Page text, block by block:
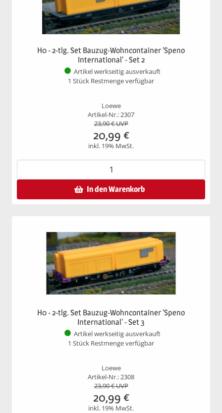
H0 - 2-tlg. Set Bauzug-Wohncontainer 'Speno
International' - Set 2
Artikel werkseitig ausverkauft
1 Stück Restmenge verfügbar
Loewe
Artikel-Nr.: 2307
23,90€ UVP
20,99 €
inkl. 19% MwSt.
In den Warenkorb
H0 - 2-tlg. Set Bauzug-Wohncontainer 'Speno
International' - Set 3
Artikel werkseitig ausverkauft
1 Stück Restmenge verfügbar
Loewe
Artikel-Nr.: 2308
23,90€ UVP
20,99 €
inkl. 19% MwSt.